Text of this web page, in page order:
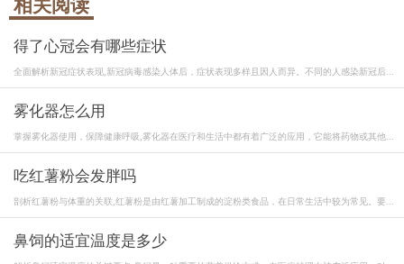
相关阅读
得了心冠会有哪些症状
全面解析新冠症状表现,新冠病毒感染人体后，症状表现多样且因人而异。不同的人感染新冠后...
雾化器怎么用
掌握雾化器使用，保障健康呼吸,雾化器在医疗和生活中都有着广泛的应用，它能将药物或其他...
吃红薯粉会发胖吗
剖析红薯粉与体重的关联,红薯粉是由红薯加工制成的淀粉类食品，在日常生活中较为常见。要...
鼻饲的适宜温度是多少